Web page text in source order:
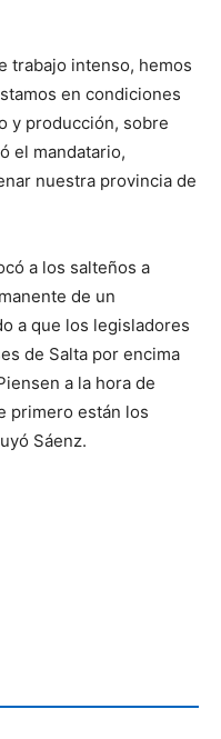
trabajo intenso, hemos
en condiciones
y producción, sobre
el mandatario,
nuestra provincia de
a los salteños a
de un
a que los legisladores
de Salta por encima
a la hora de
primero están los
Sáenz.